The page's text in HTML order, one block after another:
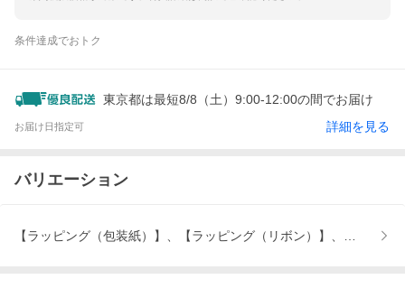
条件達成でおトク
東京都は最短8/8（土）9:00-12:00の間でお届け
お届け日指定可 詳細を見る
バリエーション
【ラッピング（包装紙）】、【ラッピング（リボン）】、メッセー